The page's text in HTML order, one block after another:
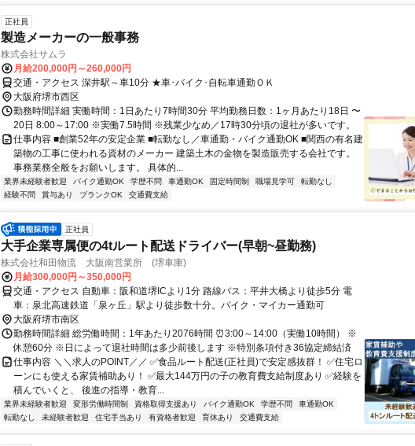
正社員
製造メーカーの一般事務
株式会社サムラ
月給200,000円～260,000円
交通・アクセス 深井駅～車10分 ★車･バイク･自転車通勤ＯＫ
大阪府堺市西区
勤務時間詳細 実働時間：1日あたり7時間30分 平均勤務日数：1ヶ月あたり18日 〜
20日 8:00～17:00 ※実働7.5時間 ※残業少なめ／17時30分頃の退社が多いです。
仕事内容 ■創業52年の安定企業 ■転勤なし／車通勤・バイク通勤OK ■関西の有名建
築物の工事に使われる資材のメーカー 建築土木の金物を製造販売する会社です。
事務業務全般をお願いします。 具体的...
業界未経験者歓迎 バイク通勤OK 学歴不問 車通勤OK 固定時間制 職場見学可
転勤なし
経験不問
賞与あり ブランクOK 交通費支給
正社員
大手企業専属便の4tルート配送ドライバー(早朝~昼勤務)
株式会社和田物流 大阪南営業所 (堺車庫)
月給300,000円～350,000円
交通・アクセス 自動車：阪和道堺ICより1分 路線バス：平井大橋より徒歩5分 電
車：泉北高速鉄道「泉ヶ丘」駅より徒歩数十分。バイク・マイカー通勤可
大阪府堺市南区
勤務時間詳細 総労働時間：1年あたり2076時間 ⏰3:00～14:00（実働10時間） ※
休憩60分 ※日によって退社時間は多少前後します ※特別条項付き36協定締結済
仕事内容 ＼＼求人のPOINT／／ ✅食品ルート配送(正社員)で安定感抜群！ ✅住宅ロ
ーンにも使える家賃補助あり！ ✅最大144万円の子の教育費支給制度あり ✅経験を
積んでいくと、 後進の指導・教育...
業界未経験者歓迎 変形労働時間制 資格取得支援あり バイク通勤OK 学歴不問
車通勤OK
転勤なし
未経験者歓迎 住宅手当あり 有資格者歓迎 育休あり 交通費支給